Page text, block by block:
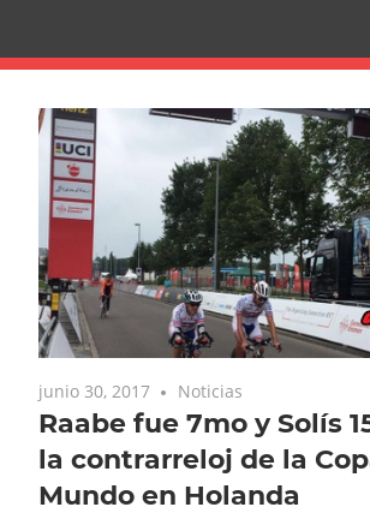
junio 30, 2017 Noticias
Raabe fue 7mo y Solís
la contrarreloj de la
Mundo en Holanda